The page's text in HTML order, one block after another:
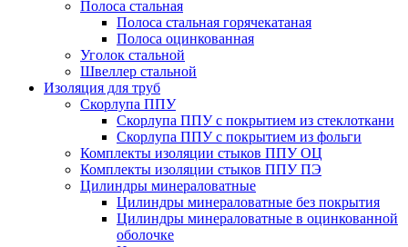
Полоса стальная
Полоса стальная горячекатаная
Полоса оцинкованная
Уголок стальной
Швеллер стальной
Изоляция для труб
Скорлупа ППУ
Скорлупа ППУ с покрытием из стеклоткани
Скорлупа ППУ с покрытием из фольги
Комплекты изоляции стыков ППУ ОЦ
Комплекты изоляции стыков ППУ ПЭ
Цилиндры минераловатные
Цилиндры минераловатные без покрытия
Цилиндры минераловатные в оцинкованной
оболочке